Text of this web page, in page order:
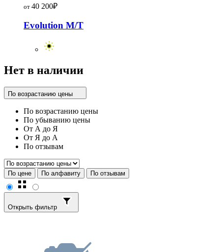
от 40 200₽
Evolution M/T
Нет в наличии
По возрастанию цены
По возрастанию цены
По убыванию цены
От А до Я
От Я до А
По отзывам
По цене По алфавиту По отзывам
Открыть фильтр